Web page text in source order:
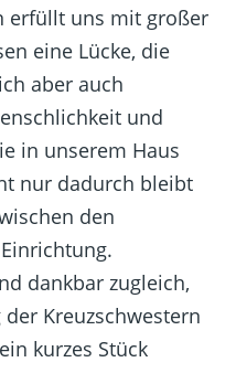
erfüllt uns mit großer
eine Lücke, die
aber auch
und
in unserem Haus
nur dadurch bleibt
den
dankbar zugleich,
Kreuzschwestern
kurzes Stück